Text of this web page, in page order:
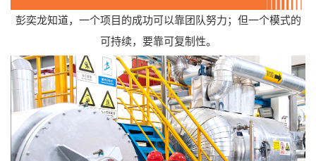
彭奕龙知道，一个项目的成功可以靠团队努力；但一个模式的
可持续，要靠可复制性。